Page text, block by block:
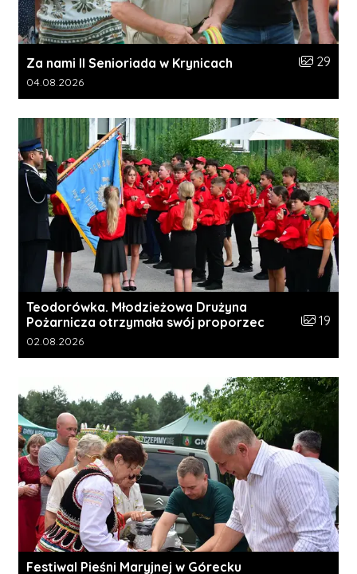
Za nami II Senioriada w Krynicach Liczba
29
Data dodania galerii:
04.08.2026
Teodorówka. Młodzieżowa Drużyna
Pożarnicza otrzymała swój proporzec
Liczba
19
Data dodania galerii:
02.08.2026
Festiwal Pieśni Maryjnej w Górecku